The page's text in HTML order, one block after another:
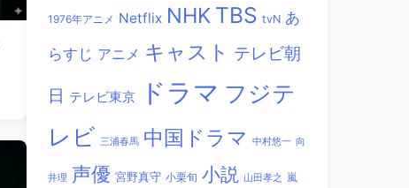
1976年アニメ Netflix NHK TBS tvN あ
らすじ アニメ キャスト テレビ朝
日 テレビ東京 ドラマ フジテ
レビ 三浦春馬 中国ドラマ 中村悠一 向
井理 声優 宮野真守 小栗旬 小説 山田孝之 嵐